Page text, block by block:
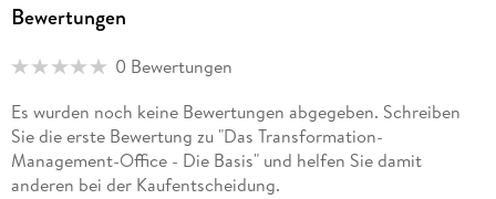
Bewertungen
0 Bewertungen
Es wurden noch keine Bewertungen abgegeben. Schreiben
Sie die erste Bewertung zu "Das Transformation-
Management-Office - Die Basis" und helfen Sie damit
anderen bei der Kaufentscheidung.